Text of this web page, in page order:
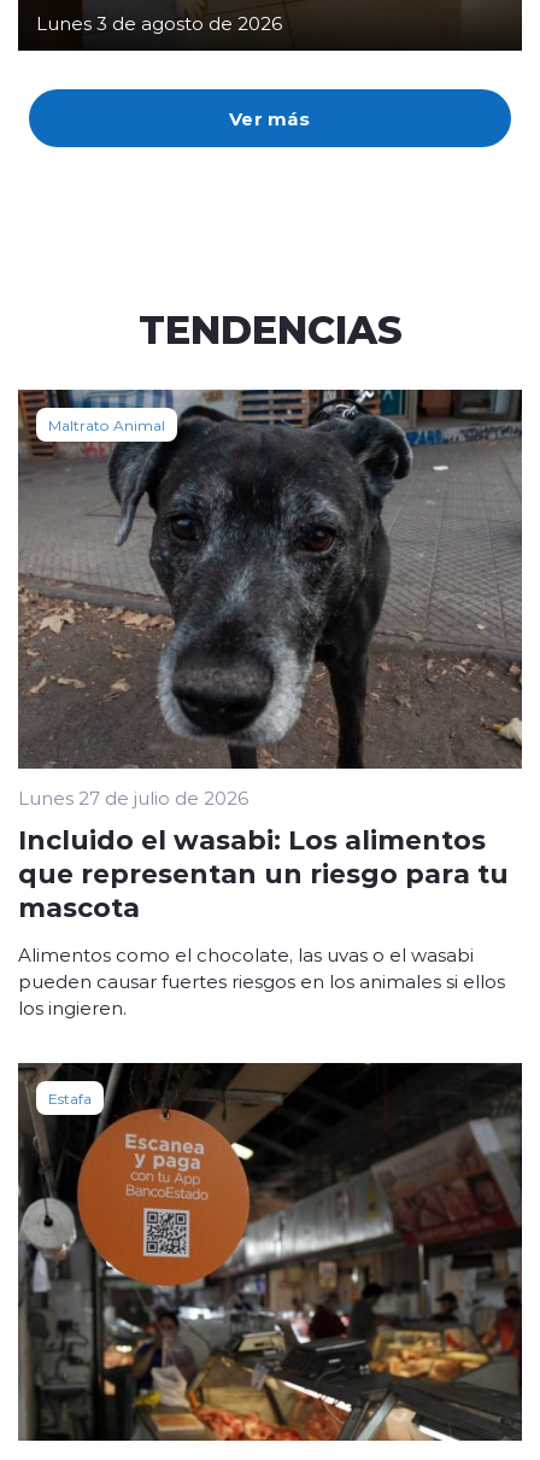
Ver más
Lunes 3 de agosto de 2026
TENDENCIAS
Maltrato Animal
Lunes 27 de julio de 2026
Incluido el wasabi: Los alimentos
que representan un riesgo para tu
mascota
Alimentos como el chocolate, las uvas o el wasabi
pueden causar fuertes riesgos en los animales si ellos
los ingieren.
Estafa